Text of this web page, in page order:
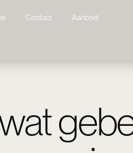
Contact Aanbod